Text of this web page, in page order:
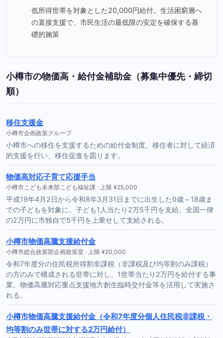
低所得世帯を対象とした20,000円給付。生活困窮層へ
の直接支援で、市民生活の最低限の安定を確保する基
礎的施策
小樽市の物価高・給付金補助金（募集中優先・締切
順）
移住支援金
小樽市企画政策グループ
小樽市への移住を支援するための給付金制度。移住者に対して経済
的支援を行い、移住促進を図ります。
物価高対応子育て応援手当
小樽市こども未来部こども福祉課 · 上限 ¥25,000
平成19年4月2日から令和8年3月31日までに出生した0歳～18歳ま
での子どもを対象に、子ども1人当たり2万5千円を支給。全国一律
の2万円に市独自で5千円を上乗せして支給される。
小樽市物価高騰支援給付金
小樽市総合政策部企画政策室 · 上限 ¥20,000
令和7年度分の住民税所得割非課税（非課税及び均等割のみ課税）
の方のみで構成される世帯に対し、1世帯当たり2万円を給付する事
業。物価高騰対応重点支援地方創生臨時交付金等を活用して実施さ
れる。
小樽市物価高騰支援給付金（令和7年度分個人住民税非課税・
均等割のみ世帯に対する2万円給付）